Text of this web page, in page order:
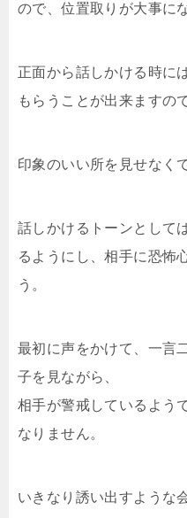
ので、位置取りが大事に
正面から話しかける時に
もらうことが出来ますので
印象のいい所を見せなく
話しかけるトーンとして
るようにし、相手に恐怖
う。
最初に声をかけて、一言
子を見ながら、
相手が警戒しているよう
なりません。
いきなり誘い出すような